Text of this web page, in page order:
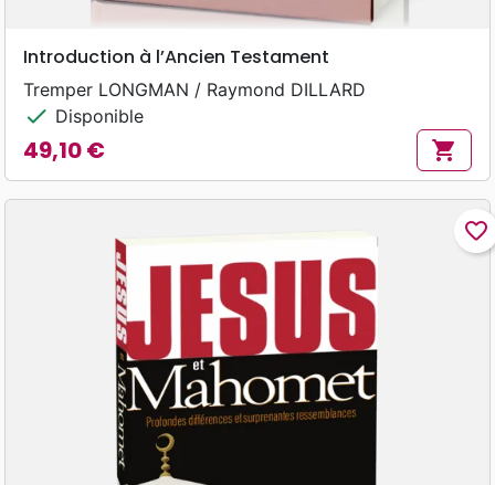
Introduction à l’Ancien Testament
Tremper LONGMAN / Raymond DILLARD
check Disponible
Prix
49,10 € shopping_cart
favorite_border